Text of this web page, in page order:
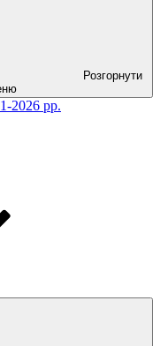
Розгорнути
2026 рр.